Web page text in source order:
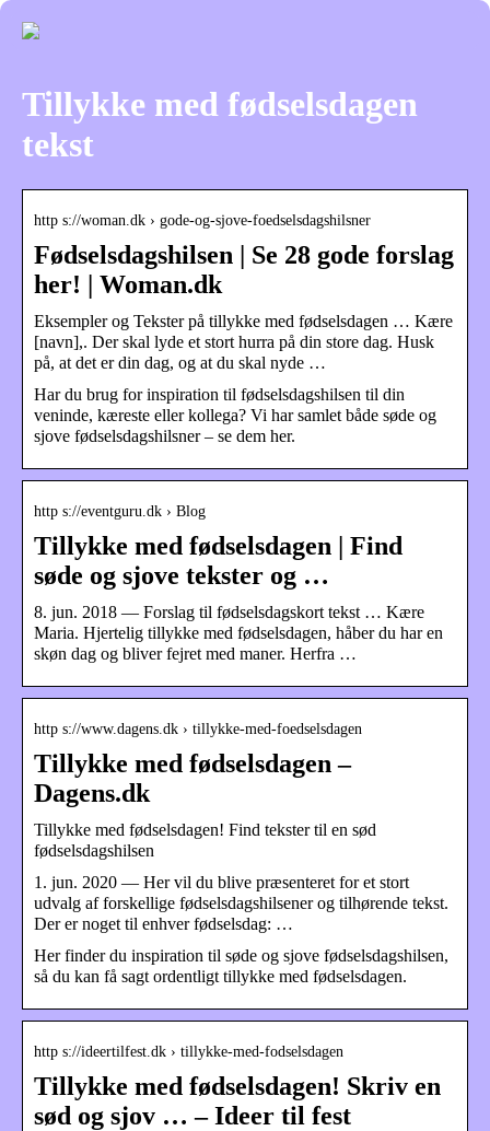
Tillykke med fødselsdagen
tekst
http s://woman.dk › gode-og-sjove-foedselsdagshilsner
Fødselsdagshilsen | Se 28 gode forslag
her! | Woman.dk
Eksempler og Tekster på tillykke med fødselsdagen … Kære
[navn],. Der skal lyde et stort hurra på din store dag. Husk
på, at det er din dag, og at du skal nyde …
Har du brug for inspiration til fødselsdagshilsen til din
veninde, kæreste eller kollega? Vi har samlet både søde og
sjove fødselsdagshilsner – se dem her.
http s://eventguru.dk › Blog
Tillykke med fødselsdagen | Find
søde og sjove tekster og …
8. jun. 2018 — Forslag til fødselsdagskort tekst … Kære
Maria. Hjertelig tillykke med fødselsdagen, håber du har en
skøn dag og bliver fejret med maner. Herfra …
http s://www.dagens.dk › tillykke-med-foedselsdagen
Tillykke med fødselsdagen –
Dagens.dk
Tillykke med fødselsdagen! Find tekster til en sød
fødselsdagshilsen
1. jun. 2020 — Her vil du blive præsenteret for et stort
udvalg af forskellige fødselsdagshilsener og tilhørende tekst.
Der er noget til enhver fødselsdag: …
Her finder du inspiration til søde og sjove fødselsdagshilsen,
så du kan få sagt ordentligt tillykke med fødselsdagen.
http s://ideertilfest.dk › tillykke-med-fodselsdagen
Tillykke med fødselsdagen! Skriv en
sød og sjov … – Ideer til fest